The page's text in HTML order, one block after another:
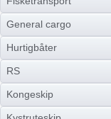
General cargo
Hurtigbåter
RS
Kongeskip